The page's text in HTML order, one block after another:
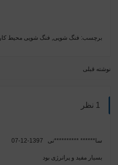
برچسب: فنگ شویی, فنگ شویی محیط کار
نوشته قبلی
1 نظر
سا****** **********نی 1397-12-07
بسیار مفید و پرانرژی بود